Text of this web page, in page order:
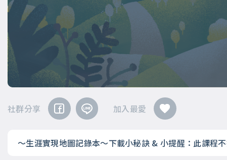
～生涯實現地圖記錄本～下載小秘訣 & 小提醒：此課程
社群分享 加入最愛